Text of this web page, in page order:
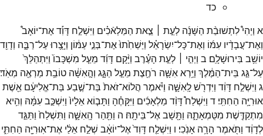
כד
א וַיְהִי֩לִתְשׁוּבַ֨ת הַשָּׁנָ֜ה לְעֵ֣ת ׀ צֵ֣את הַמַּלְאֿכִ֗ים וַיִּשְׁלַ֣ח דָּוִ֡דאֶת־יוֹאָב֩
וְאֶת־עֲבָדָ֨יו עִמּ֜וֹ וְאֶת־כָּל־יִשְׂרָאֵ֗ל וַיַּשְׁחִ֙תוּ֙אֶת־בְּנֵ֣י עַמּ֔וֹן וַיָּצֻ֖רוּעַל־רַבָּ֑ה וְדָוִ֖ד
יוֹשֵׁ֥ב בִּירוּשָׁלִָֽם׃ ב וַיְהִ֣י ׀ לְעֵ֣ת הָעֶ֗רֶב וַיָּ֨קָם דָּוִ֜ד מֵעַ֤ל מִשְׁכָּבוֹ֙ וַיִּתְהַלֵּךְ֙
עַל־גַּ֣ג בֵּית־הַמֶּ֔לֶךְ וַיַּ֥רְאאִשָּׁ֛ה רֹחֶ֖צֶת מֵעַ֣ל הַגָּ֑ג וְהָ֣אִשָּׁ֔ה טוֹבַ֥ת מַרְאֶ֖ה מְאֹֽד׃
ג וַיִּשְׁלַ֣ח דָּוִ֔ד וַיִּדְרֹ֖שׁלָֽאִשָּׁ֑ה וַיֹּ֗אמֶר הֲלוֹא־זֹאת֙ בַּת־שֶׁ֣בַע בַּת־אֱלִיעָ֔ם אֵ֖שֶׁת
אוּרִיָּ֥ה הַחִתִּֽי׃ ד וַיִּשְׁלַח֩דָּוִ֨ד מַלְאָכִ֜ים וַיִּקָּחֶ֗הָ וַתָּב֤וֹאאֵלָיו֙ וַיִּשְׁכַּ֣בעִמָּ֔הּ וְהִ֥יא
מִתְקַדֶּ֖שֶׁת מִטֻּמְאָתָ֑הּ וַתָּ֖שָׁבאֶל־בֵּיתָֽהּ׃ ה וַתַּ֖הַר הָֽאִשָּׁ֑ה וַתִּשְׁלַח֙ וַתַּגֵּ֣ד
לְדָוִ֔ד וַתֹּ֖אמֶר הָרָ֥ה אָנֹֽכִי׃ ו וַיִּשְׁלַ֤ח דָּוִד֙אֶל־יוֹאָ֔ב שְׁלַ֣ח אֵלַ֔י אֶת־אֽוּרִיָּ֖ה הַחִתִּ֑י